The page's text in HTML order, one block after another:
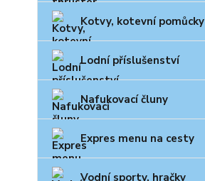
Kotvy, kotevní pomůcky
Lodní příslušenství
Nafukovací čluny
Expres menu na cesty
Vodní sporty, hračky